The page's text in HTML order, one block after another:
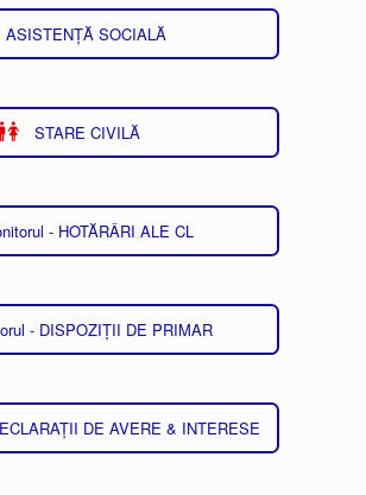
ASISTENȚĂ SOCIALĂ
STARE CIVILĂ
- HOTĂRÂRI ALE CL
- DISPOZIȚII DE PRIMAR
DE AVERE & INTERESE